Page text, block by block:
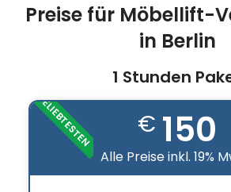
Preise für Möbellift-
in Berlin
1 Stunden
BELIEBTESTEN € 150
Alle Preise inkl. 19%